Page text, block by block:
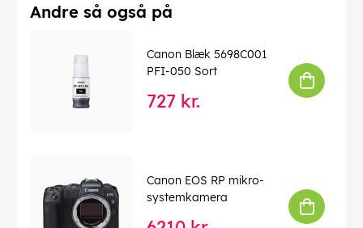
Andre så også på
Canon Blæk 5698C001
PFI-050 Sort
727 kr.
Canon EOS RP mikro-
systemkamera